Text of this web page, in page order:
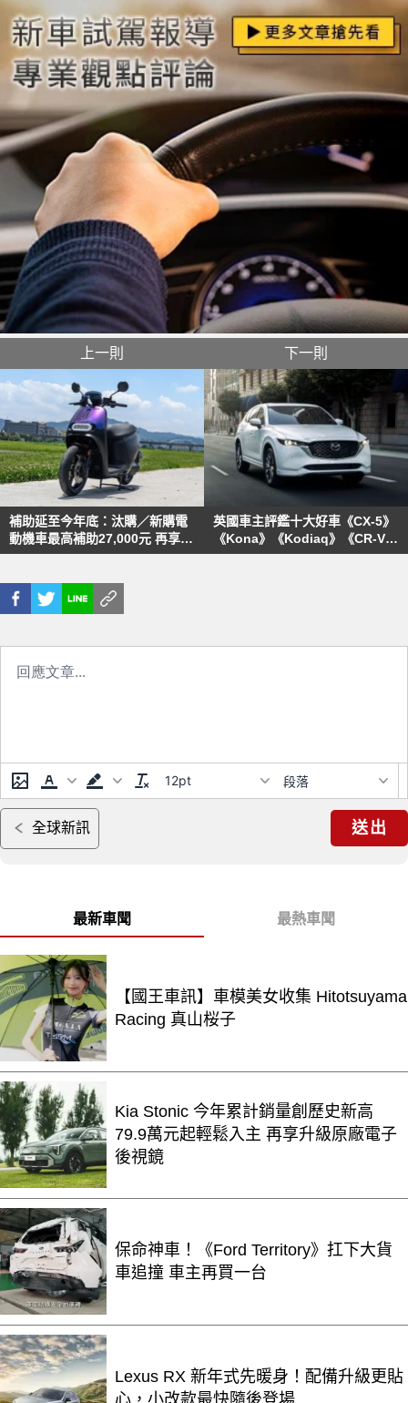
上一則
補助延至今年底：汰購／新購電
動機車最高補助27,000元 再享免
燃料稅、免牌照稅、免停車費
下一則
英國車主評鑑十大好車《CX-5》
《Kona》《Kodiaq》《CR-V》
《CH-R》《Model 3》皆上榜
12pt 段落
全球新訊 送出
最新車聞 最熱車聞
【國王車訊】車模美女收集 Hitotsuyama
Racing 真山桜子
Kia Stonic 今年累計銷量創歷史新高
79.9萬元起輕鬆入主 再享升級原廠電子
後視鏡
保命神車！《Ford Territory》扛下大貨
車追撞 車主再買一台
Lexus RX 新年式先暖身！配備升級更貼
心，小改款最快隨後登場